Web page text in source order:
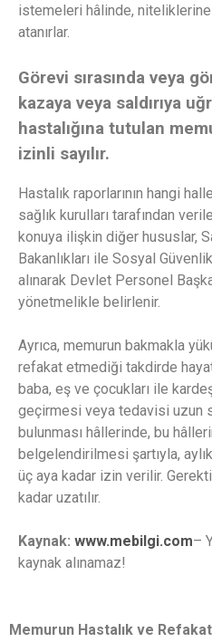
istemeleri hâlinde,
atanırlar.
Görevi sırasında veya
kazaya veya saldırıya
hastalığına tutulan
izinli sayılır.
Hastalık raporlarının hangi
sağlık kurulları tarafından
konuya ilişkin diğer hususlar,
Bakanlıkları ile Sosyal
alınarak Devlet Personel
yönetmelikle belirlenir.
Ayrıca, memurun bakmakla
refakat etmediği takdirde
baba, eş ve çocukları ile
geçirmesi veya tedavisi uzun
bulunması hâllerinde, bu
belgelendirilmesi şartıyla,
üç aya kadar izin verilir.
kadar uzatılır.
Kaynak: www.mebilgi.com–
kaynak alınamaz!
Memurun Hastalık ve